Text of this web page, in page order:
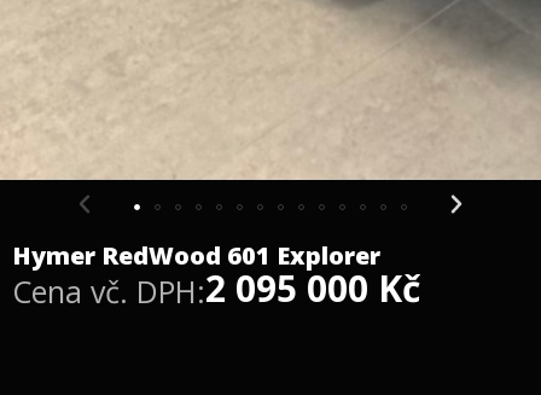
Hymer RedWood 601 Explorer
Cena vč. DPH:2 095 000 Kč